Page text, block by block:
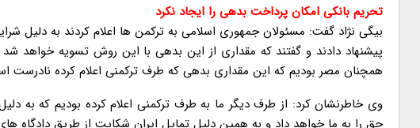
تحریم بانکی امکان پرداخت بدهی را ایجاد نکرد
بیگی نژاد گفت: مسئولان جمهوری اسلامی به ترکمن ها اعلام کردند به دلیل
پیشنهاد دادند و گفتند که مقداری از این بدهی با این روش تسویه
همچنان مصر بودیم که این مقداری بدهی که طرف ترکمنی اعلام کرده نادرست
وی خاطرنشان کرد: از طرف دیگر ما به طرف ترکمنی اعلام کرده بودیم که به
حق را به ما خواهد داد و به همین دلیل تمایل ایران شکایت از طریق